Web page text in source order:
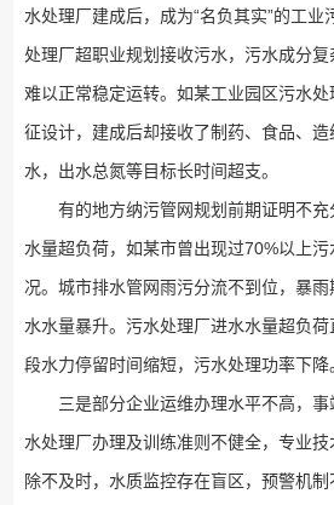
水处理厂建成后，成为“名负其实”的工
处理厂超职业规划接收污水，污水成分
难以正常稳定运转。如某工业园区污水
征设计，建成后却接收了制药、食品、
水，出水总氮等目标长时间超支。
有的地方纳污管网规划前期证明不充
水量超负荷，如某市曾出现过70%以上
况。城市排水管网雨污分流不到位，暴
水水量暴升。污水处理厂进水水量超负
段水力停留时间缩短，污水处理功率下降
三是部分企业运维办理水平不高，事
水处理厂办理及训练准则不健全，专业
除不及时，水质监控存在盲区，预警机